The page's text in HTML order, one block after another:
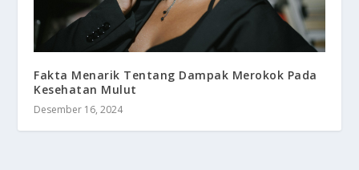
Fakta Menarik Tentang Dampak Merokok Pada
Kesehatan Mulut
Desember 16, 2024